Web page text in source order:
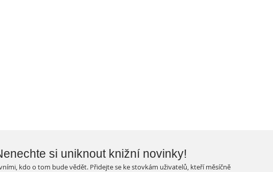
si uniknout knižní novinky!
kdo o tom bude vědět. Přidejte se ke stovkám uživatelů, kteří měsíčně